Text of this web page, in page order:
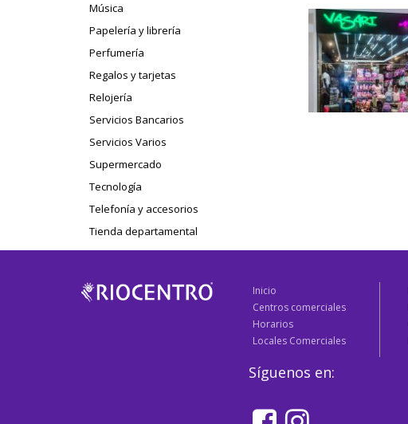
Música
Papelería y librería
Perfumería
Regalos y tarjetas
Relojería
Servicios Bancarios
Servicios Varios
Supermercado
Tecnología
Telefonía y accesorios
Tienda departamental
Inicio
Centros comerciales
Horarios
Locales Comerciales
Síguenos en: